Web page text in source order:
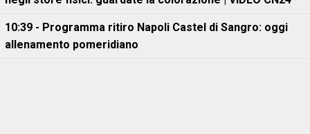
10:39 - Programma ritiro Napoli Castel di Sangro: oggi
allenamento pomeridiano